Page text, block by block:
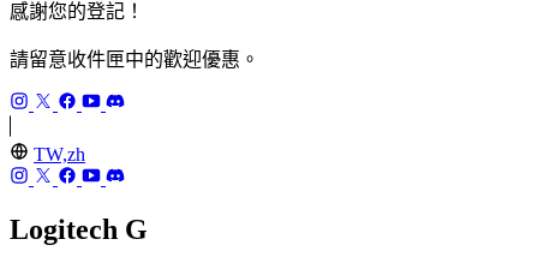
感謝您的登記！
請留意收件匣中的歡迎優惠。
TW,zh
Logitech G